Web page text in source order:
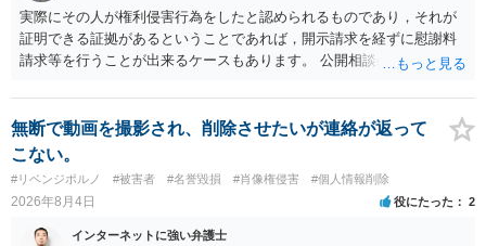
も）、相談者さんが刑事民事の責任に問われることはないでしょう。
私見ながらご参考まで。
実際にその人が権利侵害行為をしたと認められるものであり，それが
証明できる証拠があるということであれば，開示請求を経ずに慰謝料
請求等を行うことが出来るケースもあります。 公開相談の場では回答
に個別に相談されると良いでしょう。
無断で動画を撮影され、削除させたいが連絡が返って
こない。
#リベンジポルノ #被害者 #名誉毀損 #肖像権侵害 #個人情報削除
2026年8月4日 役にたった 2
インターネットに強い弁護士